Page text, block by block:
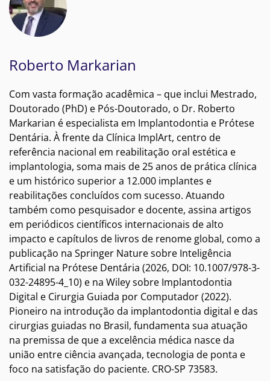
Roberto Markarian
Com vasta formação acadêmica – que inclui Mestrado,
Doutorado (PhD) e Pós-Doutorado, o Dr. Roberto
Markarian é especialista em Implantodontia e Prótese
Dentária. À frente da Clínica ImplArt, centro de
referência nacional em reabilitação oral estética e
implantologia, soma mais de 25 anos de prática clínica
e um histórico superior a 12.000 implantes e
reabilitações concluídos com sucesso. Atuando
também como pesquisador e docente, assina artigos
em periódicos científicos internacionais de alto
impacto e capítulos de livros de renome global, como a
publicação na Springer Nature sobre Inteligência
Artificial na Prótese Dentária (2026, DOI: 10.1007/978-3-
032-24895-4_10) e na Wiley sobre Implantodontia
Digital e Cirurgia Guiada por Computador (2022).
Pioneiro na introdução da implantodontia digital e das
cirurgias guiadas no Brasil, fundamenta sua atuação
na premissa de que a excelência médica nasce da
união entre ciência avançada, tecnologia de ponta e
foco na satisfação do paciente. CRO-SP 73583.